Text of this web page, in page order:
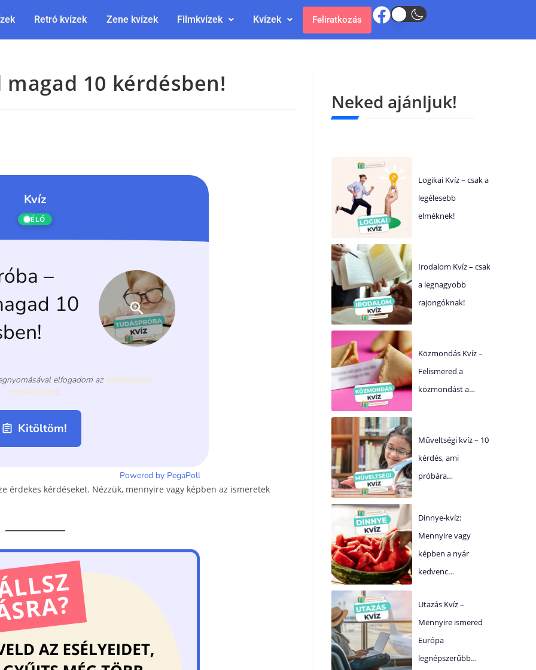
Retró kvízek Zene kvízek Filmkvízek Kvízek Feliratkozás
10 kérdésben!
érdekes kérdéseket. Nézzük, mennyire vagy képben az ismeretek
Neked ajánljuk!
Logikai Kvíz – csak a
legélesebb
elméknek!
Irodalom Kvíz – csak
a legnagyobb
rajongóknak!
Közmondás Kvíz –
Felismered a
közmondást a…
Műveltségi kvíz – 10
kérdés, ami
próbára…
Dinnye-kvíz:
Mennyire vagy
képben a nyár
kedvenc…
Utazás Kvíz –
Mennyire ismered
Európa
legnépszerűbb…